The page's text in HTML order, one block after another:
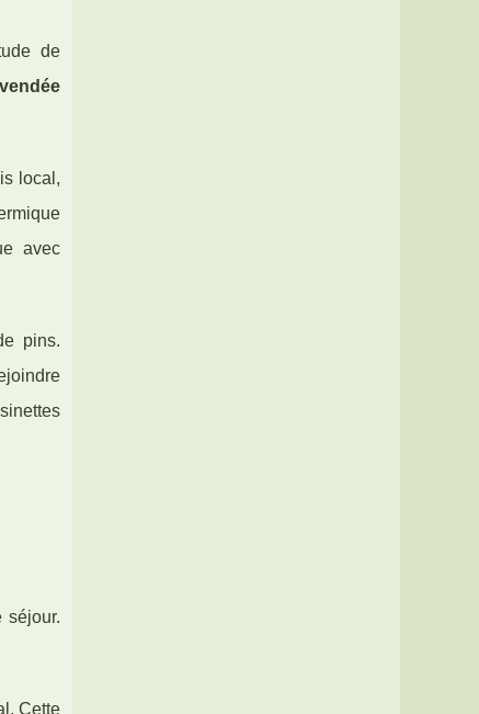
de
local,
avec
pins.
séjour.
Cette